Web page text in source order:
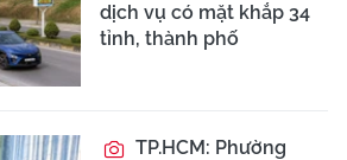
dịch vụ có mặt khắp 34
tỉnh, thành phố
TP.HCM: Phường